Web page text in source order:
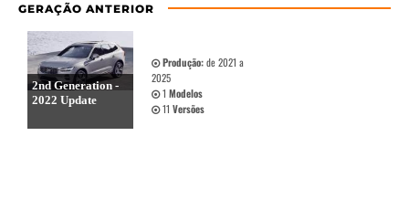
GERAÇÃO ANTERIOR
2nd Generation -
2022 Update
Produção:de 2021 a
2025
1 Modelos
11 Versões